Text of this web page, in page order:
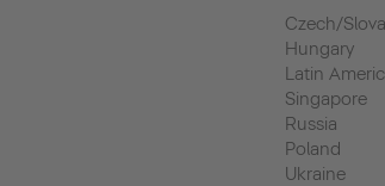
Czech/
Hungary
Latin
Singapore
Russia
Poland
Ukraine